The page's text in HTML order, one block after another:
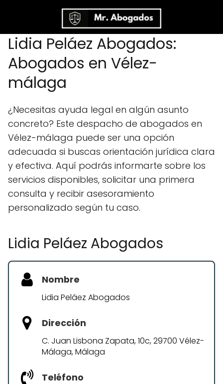
Lidia Peláez Abogados:
Abogados en Vélez-
málaga
¿Necesitas ayuda legal en algún asunto
concreto? Este despacho de abogados en
Vélez-málaga puede ser una opción
adecuada si buscas orientación jurídica clara
y efectiva. Aquí podrás informarte sobre los
servicios disponibles, solicitar una primera
consulta y recibir asesoramiento
personalizado según tu caso.
Lidia Peláez Abogados
Nombre
Lidia Peláez Abogados
Dirección
C. Juan Lisbona Zapata, 10c, 29700 Vélez-
Málaga, Málaga
Teléfono